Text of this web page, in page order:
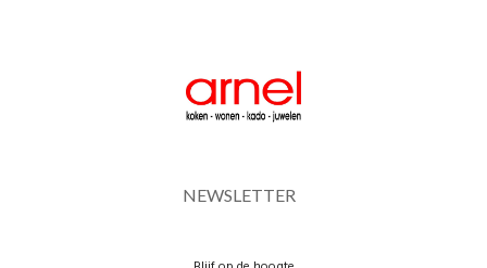
NEWSLETTER